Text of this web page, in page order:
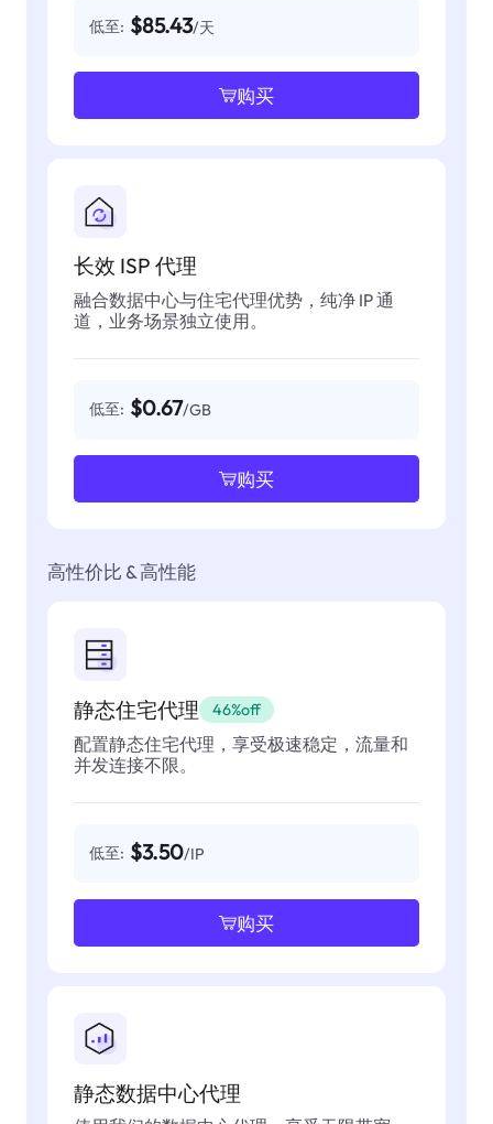
低至: $85.43/天
购买
长效 ISP 代理
融合数据中心与住宅代理优势，纯净 IP 通
道，业务场景独立使用。
低至: $0.67/GB
购买
高性价比 & 高性能
静态住宅代理 46%off
配置静态住宅代理，享受极速稳定，流量和
并发连接不限。
低至: $3.50/IP
购买
静态数据中心代理